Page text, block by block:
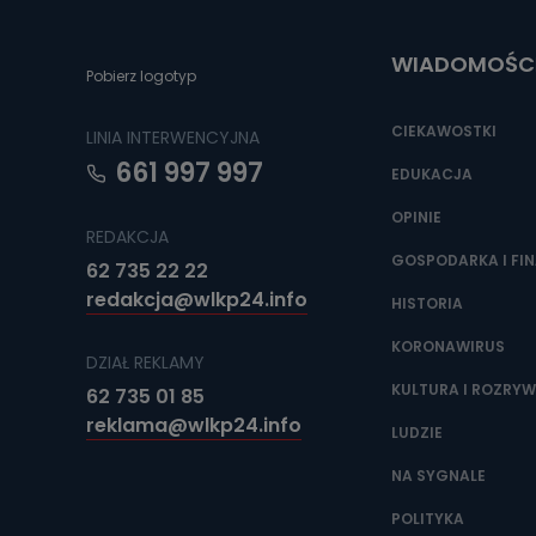
Jakie
Państwa (lub
źródeł
oraz partnerzy
Jak
Można to
Pobierz logotyp
LINIA INTERWENCYJNA
661 997 997
REDAKCJA
62 735 22 22
redakcja@wlkp24.info
DZIAŁ REKLAMY
62 735 01 85
reklama@wlkp24.info
CIEKAWOSTKI
EDUKACJA
OPINIE
GOSPODARKA I
HISTORIA
KORONAWIRUS
KULTURA I
LUDZIE
NA SYGNALE
POLITYKA